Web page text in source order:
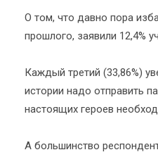
О том, что давно пора
прошлого, заявили 12,4%
Каждый третий (33,86%)
истории надо отправить
настоящих героев
А большинство